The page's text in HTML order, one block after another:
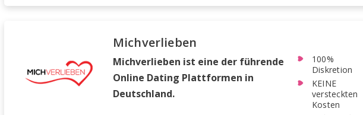
Michverlieben
Michverlieben ist eine der führende
Online Dating Plattformen in
Deutschland.
100%
Diskretion
KEINE
versteckten
Kosten